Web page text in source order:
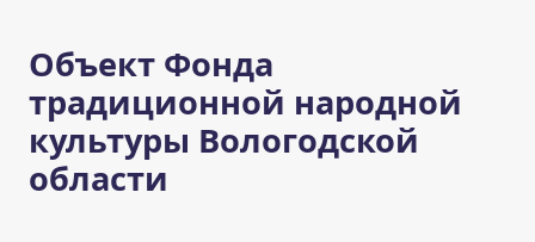
Объект Фонда
традиционной народной
культуры Вологодской
области